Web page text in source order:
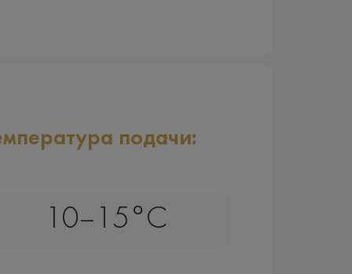
подачи:
10–15°C